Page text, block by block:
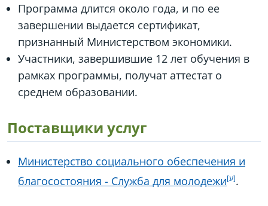
Программа длится около года, и по ее
завершении выдается сертификат,
признанный Министерством экономики.
Участники, завершившие 12 лет обучения в
рамках программы, получат аттестат о
среднем образовании.
Поставщики услуг
Министерство социального обеспечения и
благосостояния - Служба для молодежи
.